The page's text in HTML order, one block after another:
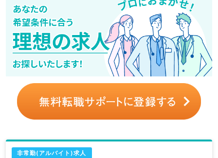
非常勤(アルバイト)求人